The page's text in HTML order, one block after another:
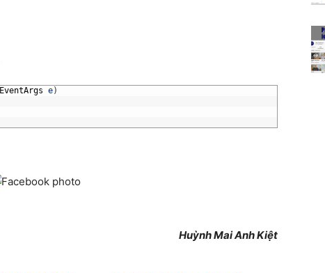
EventArgs e)
Huỳnh Mai Anh Kiệt